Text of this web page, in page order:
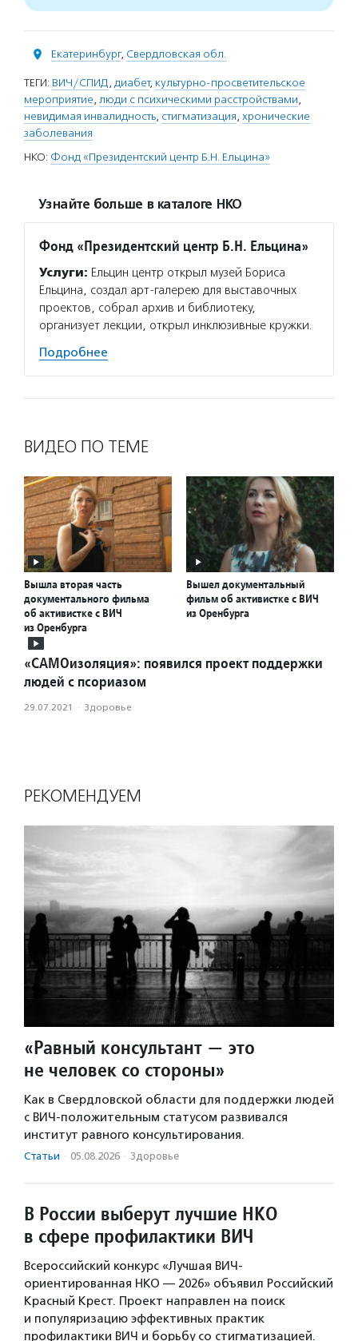
Екатеринбург, Свердловская обл.
ТЕГИ: ВИЧ/СПИД, диабет, культурно-просветительское
мероприятие, люди с психическими расстройствами,
невидимая инвалидность, стигматизация, хронические
заболевания
НКО: Фонд «Президентский центр Б.Н. Ельцина»
Узнайте больше в каталоге НКО
Фонд «Президентский центр Б.Н. Ельцина»
Услуги: Ельцин центр открыл музей Бориса
Ельцина, создал арт-галерею для выставочных
проектов, собрал архив и библиотеку,
организует лекции, открыл инклюзивные кружки.
Подробнее
ВИДЕО ПО ТЕМЕ
Вышла вторая часть
документального фильма
об активистке с ВИЧ
из Оренбурга
Вышел документальный
фильм об активистке с ВИЧ
из Оренбурга
«САМОизоляция»: появился проект поддержки
людей с псориазом
29.07.2021 · Здоровье
РЕКОМЕНДУЕМ
«Равный консультант — это
не человек со стороны»
Как в Свердловской области для поддержки людей
с ВИЧ-положительным статусом развивался
институт равного консультирования.
Статьи · 05.08.2026 · Здоровье
В России выберут лучшие НКО
в сфере профилактики ВИЧ
Всероссийский конкурс «Лучшая ВИЧ-
ориентированная НКО — 2026» объявил Российский
Красный Крест. Проект направлен на поиск
и популяризацию эффективных практик
профилактики ВИЧ и борьбу со стигматизацией.